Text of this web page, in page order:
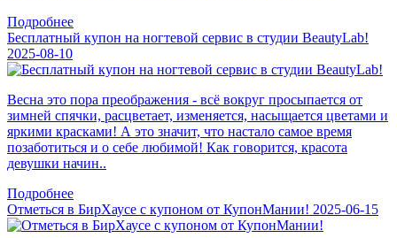
Подробнее
Бесплатный купон на ногтевой сервис в студии BeautyLab!
2025-08-10
Весна это пора преображения - всё вокруг просыпается от
зимней спячки, расцветает, изменяется, насыщается цветами и
яркими красками! А это значит, что настало самое время
позаботиться и о себе любимой! Как говорится, красота
девушки начин..
Подробнее
Отметься в БирХаусе с купоном от КупонМании! 2025-06-15